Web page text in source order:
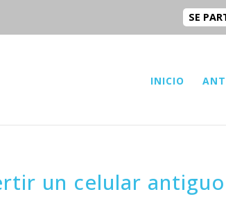
SE
INICIO
un celular